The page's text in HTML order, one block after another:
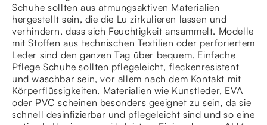
Schuhe sollten aus atmungsaktiven Materialien
hergestellt sein, die die Lu zirkulieren lassen und
verhindern, dass sich Feuchtigkeit ansammelt. Modelle
mit Stoffen aus technischen Textilien oder perforiertem
Leder sind den ganzen Tag über bequem. Einfache
Pflege Schuhe sollten pflegeleicht, fleckenresistent
und waschbar sein, vor allem nach dem Kontakt mit
Körperflüssigkeiten. Materialien wie Kunstleder, EVA
oder PVC scheinen besonders geeignet zu sein, da sie
schnell desinfizierbar und pflegeleicht sind und so eine